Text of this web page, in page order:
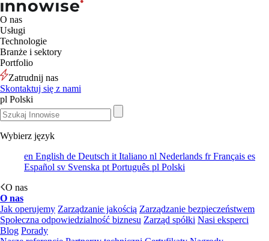
O nas
Usługi
Technologie
Branże i sektory
Portfolio
Zatrudnij nas
Skontaktuj się z nami
pl Polski
Wybierz język
en English de Deutsch it Italiano nl Nederlands frFrançais es
Español sv Svenska pt Português pl Polski
O nas
O nas
Jak operujemy Zarządzanie jakością Zarządzanie bezpieczeństwem
Społeczna odpowiedzialność biznesu Zarząd spółki Nasi eksperci
Blog Porady